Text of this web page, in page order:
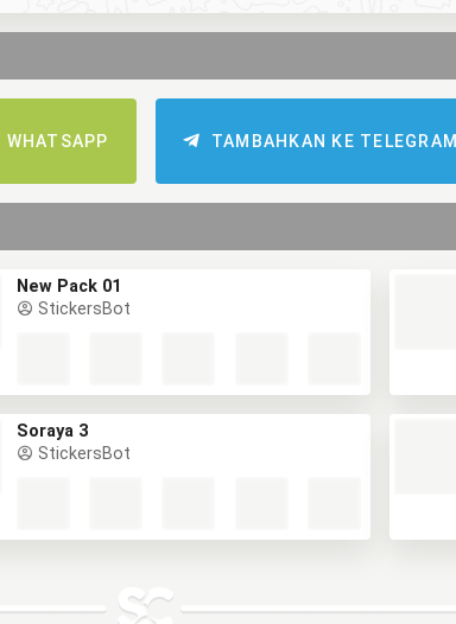
WHATSAPP TAMBAHKAN KE TELEGRAM
New Pack 01
StickersBot
Soraya 3
StickersBot